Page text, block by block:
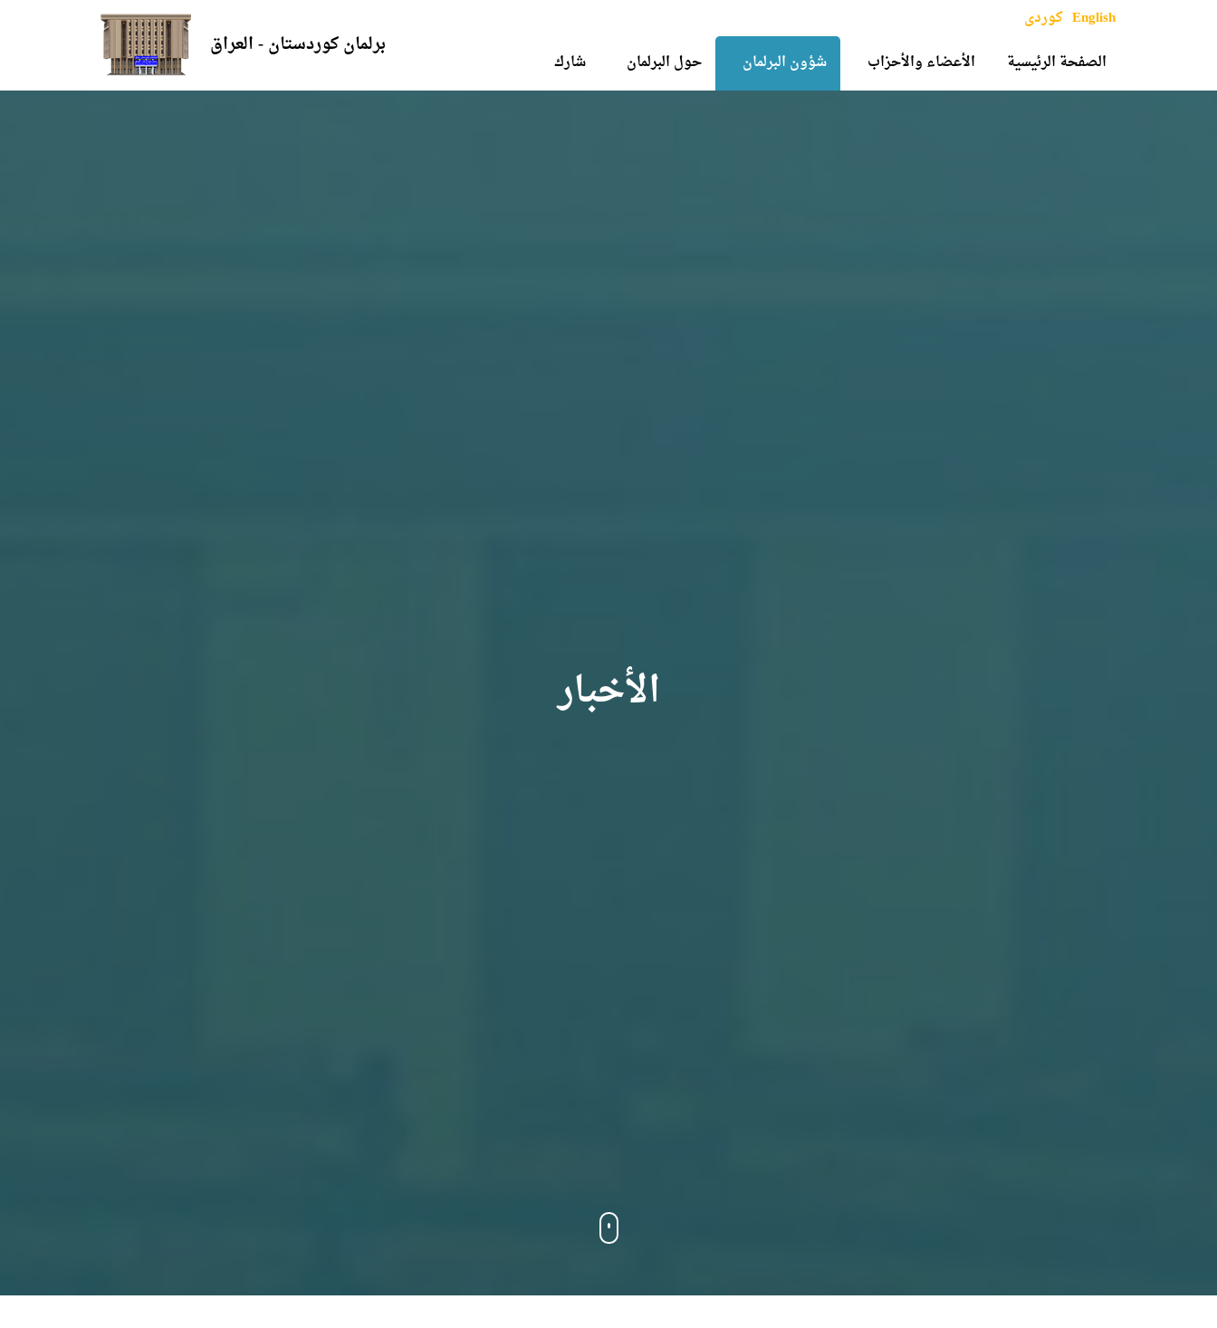
برلمان كوردستان - العراق
الصفحة الرئيسية الأعضاء والأحزاب شؤون البرلمان حول البرلمان شارك
English کوردی
الأخبار